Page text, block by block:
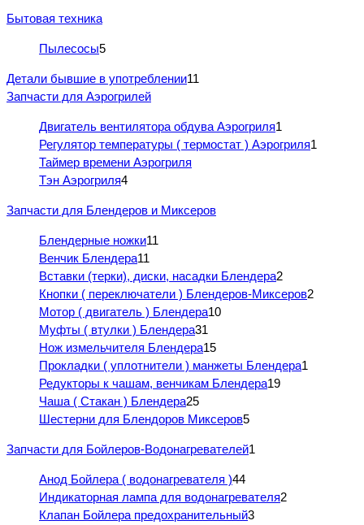
Бытовая техника
Пылесосы5
Детали бывшие в употреблении11
Запчасти для Аэрогрилей
Двигатель вентилятора обдува Аэрогриля1
Регулятор температуры ( термостат ) Аэрогриля1
Таймер времени Аэрогриля
Тэн Аэрогриля4
Запчасти для Блендеров и Миксеров
Блендерные ножки11
Венчик Блендера11
Вставки (терки), диски, насадки Блендера2
Кнопки ( переключатели ) Блендеров-Миксеров2
Мотор ( двигатель ) Блендера10
Муфты ( втулки ) Блендера31
Нож измельчителя Блендера15
Прокладки ( уплотнители ) манжеты Блендера1
Редукторы к чашам, венчикам Блендера19
Чаша ( Стакан ) Блендера25
Шестерни для Блендоров Миксеров5
Запчасти для Бойлеров-Водонагревателей1
Анод Бойлера ( водонагревателя )44
Индикаторная лампа для водонагревателя2
Клапан Бойлера предохранительный3